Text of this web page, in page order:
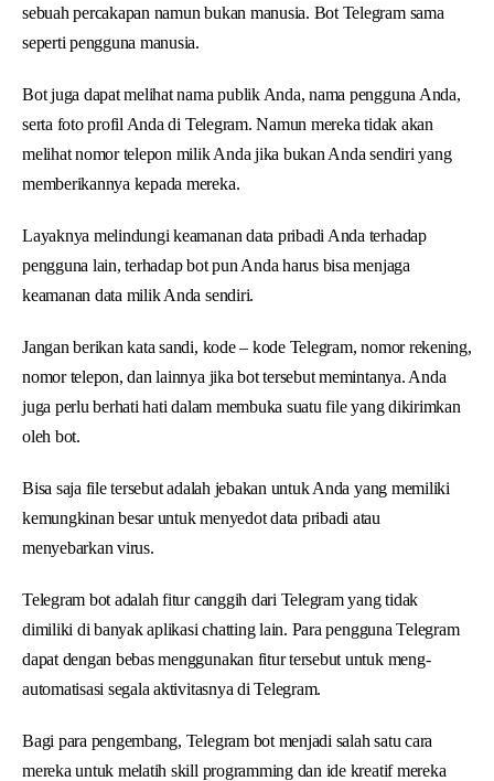
sebuah percakapan namun bukan manusia. Bot Telegram sama
seperti pengguna manusia.
Bot juga dapat melihat nama publik Anda, nama pengguna Anda,
serta foto profil Anda di Telegram. Namun mereka tidak akan
melihat nomor telepon milik Anda jika bukan Anda sendiri yang
memberikannya kepada mereka.
Layaknya melindungi keamanan data pribadi Anda terhadap
pengguna lain, terhadap bot pun Anda harus bisa menjaga
keamanan data milik Anda sendiri.
Jangan berikan kata sandi, kode – kode Telegram, nomor rekening,
nomor telepon, dan lainnya jika bot tersebut memintanya. Anda
juga perlu berhati hati dalam membuka suatu file yang dikirimkan
oleh bot.
Bisa saja file tersebut adalah jebakan untuk Anda yang memiliki
kemungkinan besar untuk menyedot data pribadi atau
menyebarkan virus.
Telegram bot adalah fitur canggih dari Telegram yang tidak
dimiliki di banyak aplikasi chatting lain. Para pengguna Telegram
dapat dengan bebas menggunakan fitur tersebut untuk meng-
automatisasi segala aktivitasnya di Telegram.
Bagi para pengembang, Telegram bot menjadi salah satu cara
mereka untuk melatih skill programming dan ide kreatif mereka